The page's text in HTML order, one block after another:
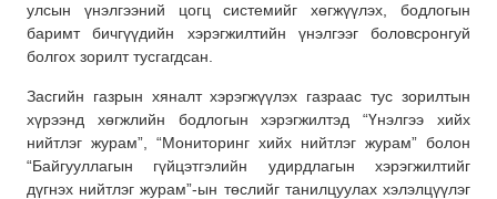
улсын үнэлгээний цогц системийг хөгжүүлэх, бодлогын
баримт бичгүүдийн хэрэгжилтийн үнэлгээг боловсронгуй
болгох зорилт тусгагдсан.
Засгийн газрын хяналт хэрэгжүүлэх газраас тус зорилтын
хүрээнд хөгжлийн бодлогын хэрэгжилтэд “Үнэлгээ хийх
нийтлэг журам”, “Мониторинг хийх нийтлэг журам” болон
“Байгууллагын гүйцэтгэлийн удирдлагын хэрэгжилтийг
дүгнэх нийтлэг журам”-ын төслийг танилцуулах хэлэлцүүлэг